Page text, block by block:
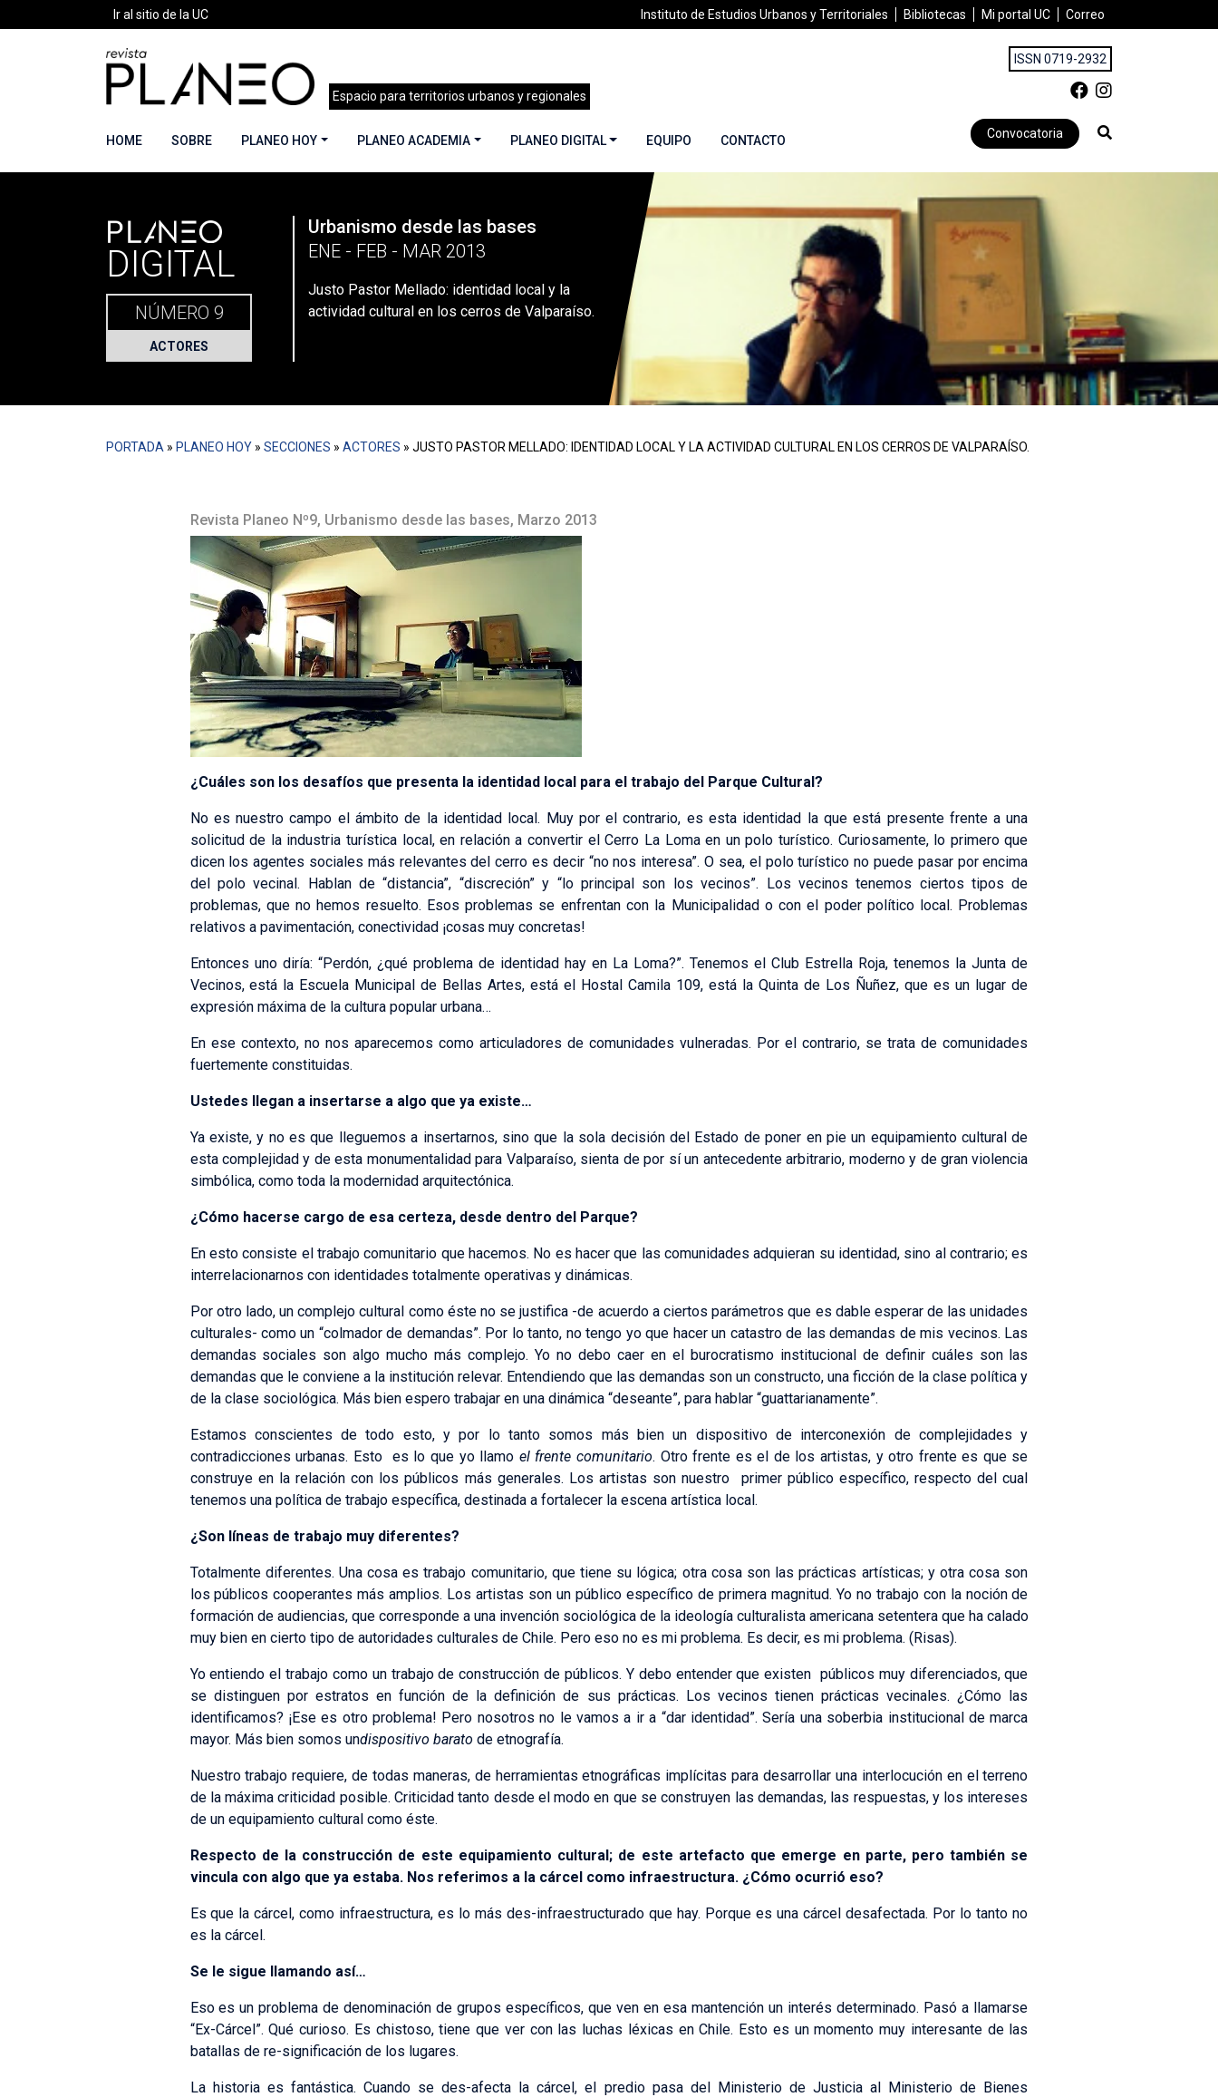
Ir al sitio de la UC Instituto de Estudios Urbanos y Territoriales Bibliotecas Mi portal UC Correo
Espacio para territorios urbanos y regionales
ISSN 0719-2932
HOME SOBRE PLANEO HOY PLANEO ACADEMIA PLANEO DIGITAL EQUIPO CONTACTO Convocatoria
Portada» Planeo Hoy Secciones»Actores»Justo Pastor Mellado: identidad local y la actividad cultural en los cerros de Valparaíso.
PLANEO
DIGITAL
NÚMERO 9
ACTORES
Urbanismo desde las bases
ENE - FEB - MAR 2013
Justo Pastor Mellado: identidad local y la
actividad cultural en los cerros de Valparaíso.
PORTADA » PLANEO HOY » SECCIONES » ACTORES » JUSTO PASTOR MELLADO: IDENTIDAD LOCAL Y LA ACTIVIDAD CULTURAL EN LOS CERROS DE VALPARAÍSO.
Revista Planeo Nº9, Urbanismo desde las bases, Marzo 2013
¿Cuáles son los desafíos que presenta la identidad local para el trabajo del Parque Cultural?
No es nuestro campo el ámbito de la identidad local. Muy por el contrario, es esta identidad la que está presente frente a una
solicitud de la industria turística local, en relación a convertir el Cerro La Loma en un polo turístico. Curiosamente, lo primero que
dicen los agentes sociales más relevantes del cerro es decir “no nos interesa”. O sea, el polo turístico no puede pasar por encima
del polo vecinal. Hablan de “distancia”, “discreción” y “lo principal son los vecinos”. Los vecinos tenemos ciertos tipos de
problemas, que no hemos resuelto. Esos problemas se enfrentan con la Municipalidad o con el poder político local. Problemas
relativos a pavimentación, conectividad ¡cosas muy concretas!
Entonces uno diría: “Perdón, ¿qué problema de identidad hay en La Loma?”. Tenemos el Club Estrella Roja, tenemos la Junta de
Vecinos, está la Escuela Municipal de Bellas Artes, está el Hostal Camila 109, está la Quinta de Los Ñuñez, que es un lugar de
expresión máxima de la cultura popular urbana…
En ese contexto, no nos aparecemos como articuladores de comunidades vulneradas. Por el contrario, se trata de comunidades
fuertemente constituidas.
Ustedes llegan a insertarse a algo que ya existe…
Ya existe, y no es que lleguemos a insertarnos, sino que la sola decisión del Estado de poner en pie un equipamiento cultural de
esta complejidad y de esta monumentalidad para Valparaíso, sienta de por sí un antecedente arbitrario, moderno y de gran violencia
simbólica, como toda la modernidad arquitectónica.
¿Cómo hacerse cargo de esa certeza, desde dentro del Parque?
En esto consiste el trabajo comunitario que hacemos. No es hacer que las comunidades adquieran su identidad, sino al contrario; es
interrelacionarnos con identidades totalmente operativas y dinámicas.
Por otro lado, un complejo cultural como éste no se justifica -de acuerdo a ciertos parámetros que es dable esperar de las unidades
culturales- como un “colmador de demandas”. Por lo tanto, no tengo yo que hacer un catastro de las demandas de mis vecinos. Las
demandas sociales son algo mucho más complejo. Yo no debo caer en el burocratismo institucional de definir cuáles son las
demandas que le conviene a la institución relevar. Entendiendo que las demandas son un constructo, una ficción de la clase política y
de la clase sociológica. Más bien espero trabajar en una dinámica “deseante”, para hablar “guattarianamente”.
Estamos conscientes de todo esto, y por lo tanto somos más bien un dispositivo de interconexión de complejidades y
contradicciones urbanas. Esto es lo que yo llamo el frente comunitario. Otro frente es el de los artistas, y otro frente es que se
construye en la relación con los públicos más generales. Los artistas son nuestro primer público específico, respecto del cual
tenemos una política de trabajo específica, destinada a fortalecer la escena artística local.
¿Son líneas de trabajo muy diferentes?
Totalmente diferentes. Una cosa es trabajo comunitario, que tiene su lógica; otra cosa son las prácticas artísticas; y otra cosa son
los públicos cooperantes más amplios. Los artistas son un público específico de primera magnitud. Yo no trabajo con la noción de
formación de audiencias, que corresponde a una invención sociológica de la ideología culturalista americana setentera que ha calado
muy bien en cierto tipo de autoridades culturales de Chile. Pero eso no es mi problema. Es decir, es mi problema. (Risas).
Yo entiendo el trabajo como un trabajo de construcción de públicos. Y debo entender que existen públicos muy diferenciados, que
se distinguen por estratos en función de la definición de sus prácticas. Los vecinos tienen prácticas vecinales. ¿Cómo las
identificamos? ¡Ese es otro problema! Pero nosotros no le vamos a ir a “dar identidad”. Sería una soberbia institucional de marca
mayor. Más bien somos undispositivo barato de etnografía.
Nuestro trabajo requiere, de todas maneras, de herramientas etnográficas implícitas para desarrollar una interlocución en el terreno
de la máxima criticidad posible. Criticidad tanto desde el modo en que se construyen las demandas, las respuestas, y los intereses
de un equipamiento cultural como éste.
Respecto de la construcción de este equipamiento cultural; de este artefacto que emerge en parte, pero también se
vincula con algo que ya estaba. Nos referimos a la cárcel como infraestructura. ¿Cómo ocurrió eso?
Es que la cárcel, como infraestructura, es lo más des-infraestructurado que hay. Porque es una cárcel desafectada. Por lo tanto no
es la cárcel.
Se le sigue llamando así…
Eso es un problema de denominación de grupos específicos, que ven en esa mantención un interés determinado. Pasó a llamarse
“Ex-Cárcel”. Qué curioso. Es chistoso, tiene que ver con las luchas léxicas en Chile. Esto es un momento muy interesante de las
batallas de re-significación de los lugares.
La historia es fantástica. Cuando se des-afecta la cárcel, el predio pasa del Ministerio de Justicia al Ministerio de Bienes